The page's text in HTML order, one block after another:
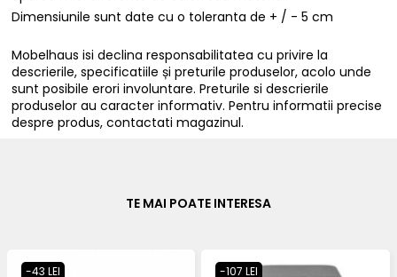
Dimensiunile sunt date cu o toleranta de + / - 5 cm
Mobelhaus isi declina responsabilitatea cu privire la
descrierile, specificatiile și preturile produselor, acolo unde
sunt posibile erori involuntare. Preturile si descrierile
produselor au caracter informativ. Pentru informatii precise
despre produs, contactati magazinul.
TE MAI POATE INTERESA
-43 LEI -107 LEI